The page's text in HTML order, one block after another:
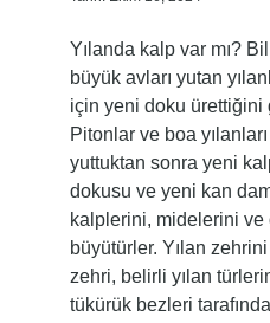
Yılanda kalp var mı?
büyük avları yutan
için yeni doku ürettiğini
Pitonlar ve boa
yuttuktan sonra yeni
dokusu ve yeni kan
kalplerini, midelerini ve
büyütürler. Yılan
zehri, belirli yılan
tükürük bezleri